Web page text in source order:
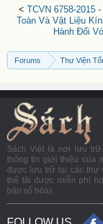
< TCVN 6758-2015
Toàn Và Vật Liệu
Hành Đối
Forums Thư Viện
Sách Việt là nơi lưu trữ
thông tin giới thiệu của
được lưu trữ tại các thư
thể tải được miễn phí
bản số hóa).